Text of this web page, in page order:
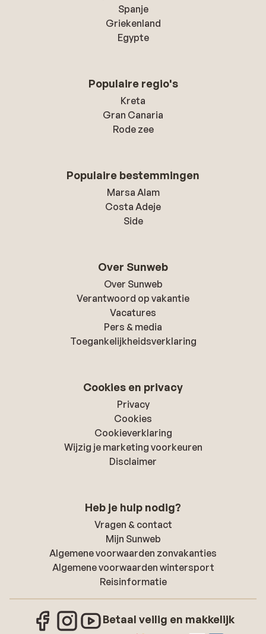
Spanje
Griekenland
Egypte
Populaire regio's
Kreta
Gran Canaria
Rode zee
Populaire bestemmingen
Marsa Alam
Costa Adeje
Side
Over Sunweb
Over Sunweb
Verantwoord op vakantie
Vacatures
Pers & media
Toegankelijkheidsverklaring
Cookies en privacy
Privacy
Cookies
Cookieverklaring
Wijzig je marketing voorkeuren
Disclaimer
Heb je hulp nodig?
Vragen & contact
Mijn Sunweb
Algemene voorwaarden zonvakanties
Algemene voorwaarden wintersport
Reisinformatie
Betaal veilig en makkelijk